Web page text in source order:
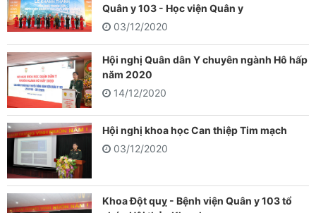
Quân y 103 - Học viện Quân y
03/12/2020
Hội nghị Quân dân Y chuyên ngành Hô hấp
năm 2020
14/12/2020
Hội nghị khoa học Can thiệp Tim mạch
03/12/2020
Khoa Đột quỵ - Bệnh viện Quân y 103 tổ